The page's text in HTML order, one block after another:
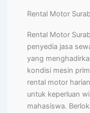
Rental Motor
Rental Motor
penyedia jasa
yang
kondisi mesin
rental motor
untuk keperluan
mahasiswa.